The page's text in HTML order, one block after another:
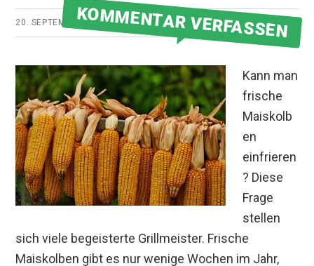
20. SEPTEMBER 2018VONGRILLMEISTER
KOMMENTAR VERFASSEN
Kann man
frische
Maiskolb
en
einfrieren
? Diese
Frage
stellen
sich viele begeisterte Grillmeister. Frische
Maiskolben gibt es nur wenige Wochen im Jahr,